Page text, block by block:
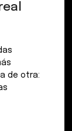
de otra: